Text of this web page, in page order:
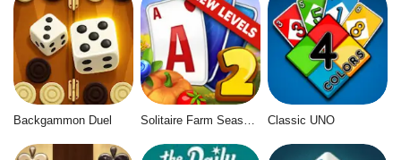
Backgammon Duel Solitaire Farm Seasons 2 Classic UNO